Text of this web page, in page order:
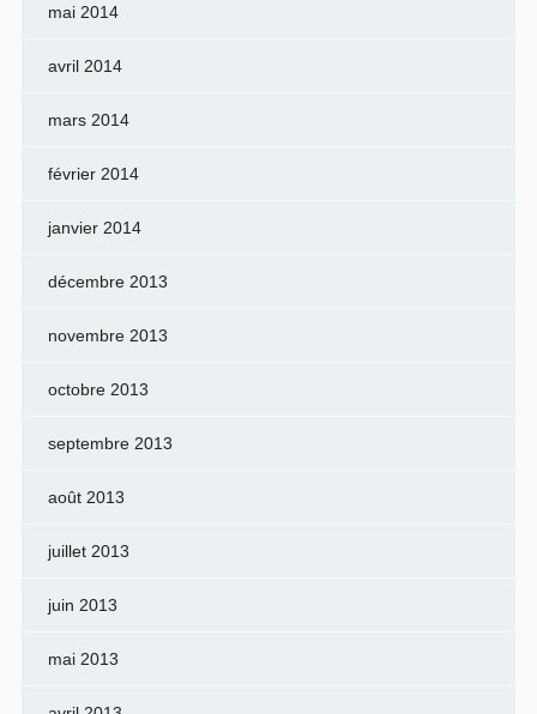
mai 2014
avril 2014
mars 2014
février 2014
janvier 2014
décembre 2013
novembre 2013
octobre 2013
septembre 2013
août 2013
juillet 2013
juin 2013
mai 2013